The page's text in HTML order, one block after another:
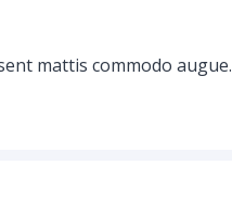
mattis commodo augue.